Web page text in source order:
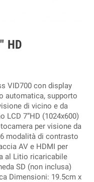
HD
VID700 con display
automatica, supporto
di vicino e da
LCD 7”HD (1024x600)
per visione da
modalità di contrasto
AV e HDMI per
al Litio ricaricabile
SD (non inclusa)
Dimensioni: 19.5cm x